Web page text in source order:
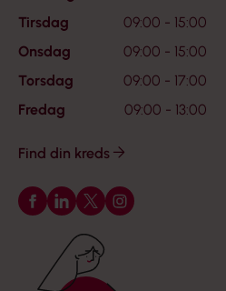
Tirsdag
09:00 - 15:00
Onsdag
09:00 - 15:00
Torsdag
09:00 - 17:00
Fredag
09:00 - 13:00
Find din kreds
Følg os på Facebook
Følg os på LinkedIn
Følg os på X
Følg os på